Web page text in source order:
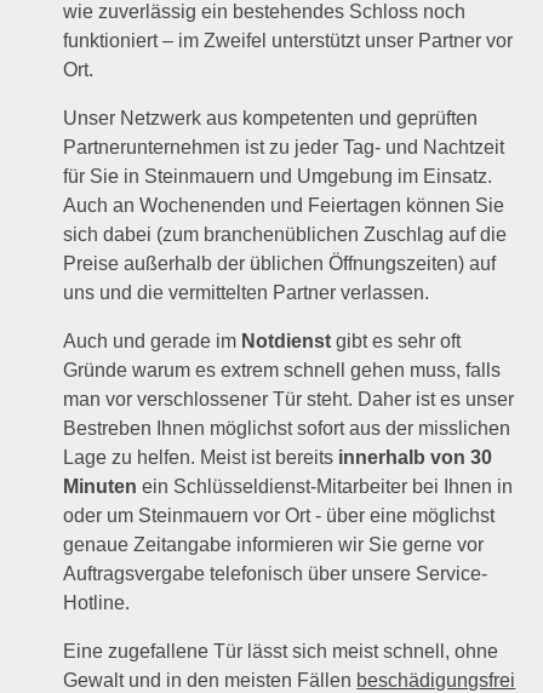
wie zuverlässig ein bestehendes Schloss noch
funktioniert – im Zweifel unterstützt unser Partner vor
Ort.
Unser Netzwerk aus kompetenten und geprüften
Partnerunternehmen ist zu jeder Tag- und Nachtzeit
für Sie in Steinmauern und Umgebung im Einsatz.
Auch an Wochenenden und Feiertagen können Sie
sich dabei (zum branchenüblichen Zuschlag auf die
Preise außerhalb der üblichen Öffnungszeiten) auf
uns und die vermittelten Partner verlassen.
Auch und gerade im Notdienst gibt es sehr oft
Gründe warum es extrem schnell gehen muss, falls
man vor verschlossener Tür steht. Daher ist es unser
Bestreben Ihnen möglichst sofort aus der misslichen
Lage zu helfen. Meist ist bereits innerhalb von 30
Minuten ein Schlüsseldienst-Mitarbeiter bei Ihnen in
oder um Steinmauern vor Ort - über eine möglichst
genaue Zeitangabe informieren wir Sie gerne vor
Auftragsvergabe telefonisch über unsere Service-
Hotline.
Eine zugefallene Tür lässt sich meist schnell, ohne
Gewalt und in den meisten Fällen beschädigungsfrei